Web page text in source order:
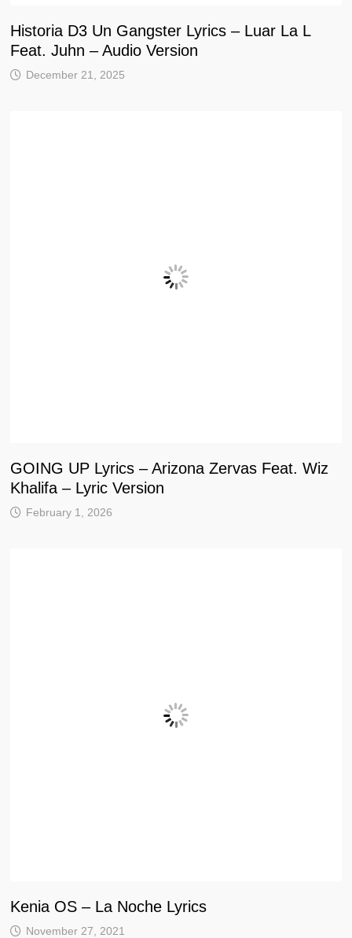
Historia D3 Un Gangster Lyrics – Luar La L
Feat. Juhn – Audio Version
December 21, 2025
GOING UP Lyrics – Arizona Zervas Feat. Wiz
Khalifa – Lyric Version
February 1, 2026
Kenia OS – La Noche Lyrics
November 27, 2021